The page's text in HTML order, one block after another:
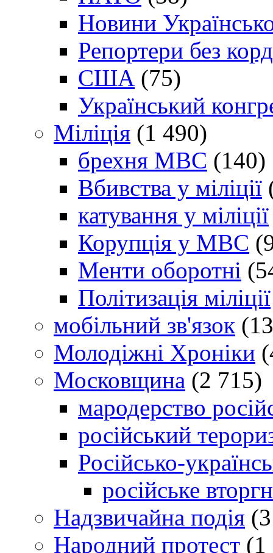
Новини
Репортери без
США (75)
Український
Міліція (1 490)
брехня МВС (140)
Вбивства у міліції
катування у міліції
Корупція у МВС
Менти оборотні
Політизація міліції
мобільний зв'язок
Молодіжні Хроніки
Московщина (2 715)
мародерство
російський
Російсько-
російське
Надзвичайна подія
Народний протест (1